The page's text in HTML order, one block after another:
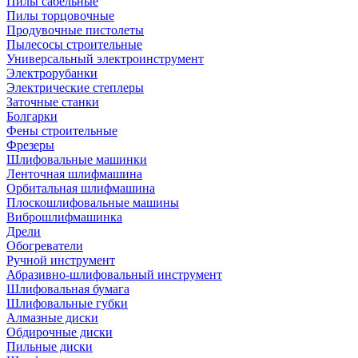
Пилы торцовочные
Продувочные пистолеты
Пылесосы строительные
Универсальный электроинструмент
Электрорубанки
Электрические степлеры
Заточные станки
Болгарки
Фены строительные
Фрезеры
Шлифовальные машинки
Ленточная шлифмашина
Орбитальная шлифмашина
Плоскошлифовальные машины
Виброшлифмашинка
Дрели
Обогреватели
Ручной инструмент
Абразивно-шлифовальный инструмент
Шлифовальная бумага
Шлифовальные губки
Алмазные диски
Обдирочные диски
Пильные диски